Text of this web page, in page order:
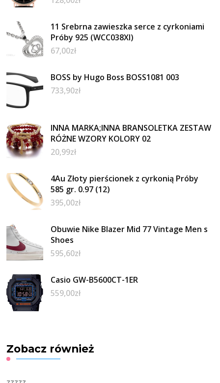
11 Srebrna zawieszka serce z cyrkoniami
Próby 925 (WCC038XI)
67,00zł
BOSS by Hugo Boss BOSS1081 003
733,90zł
INNA MARKA;INNA BRANSOLETKA ZESTAW
RÓŻNE WZORY KOLORY 02
20,99zł
4Au Złoty pierścionek z cyrkonią Próby
585 gr. 0.97 (12)
395,00zł
Obuwie Nike Blazer Mid 77 Vintage Men s
Shoes
595,60zł
Casio GW-B5600CT-1ER
559,00zł
Zobacz również